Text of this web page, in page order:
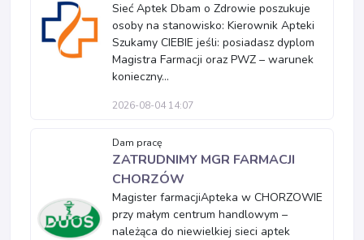
Sieć Aptek Dbam o Zdrowie poszukuje
osoby na stanowisko: Kierownik Apteki
Szukamy CIEBIE jeśli: posiadasz dyplom
Magistra Farmacji oraz PWZ – warunek
konieczny...
2026-08-04 14:07
Dam pracę
ZATRUDNIMY MGR FARMACJI
CHORZÓW
Magister farmacjiApteka w CHORZOWIE
przy małym centrum handlowym –
należąca do niewielkiej sieci aptek